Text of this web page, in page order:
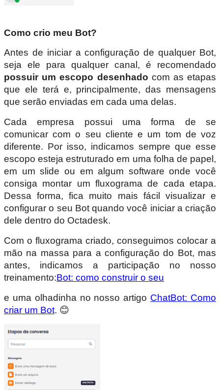
Como crio meu Bot?
Antes de iniciar a configuração de qualquer Bot,
seja ele para qualquer canal, é recomendado
possuir um escopo desenhado com as etapas
que ele terá e, principalmente, das mensagens
que serão enviadas em cada uma delas.
Cada empresa possui uma forma de se
comunicar com o seu cliente e um tom de voz
diferente. Por isso, indicamos sempre que esse
escopo esteja estruturado em uma folha de papel,
em um slide ou em algum software onde você
consiga montar um fluxograma de cada etapa.
Dessa forma, fica muito mais fácil visualizar e
configurar o seu Bot quando você iniciar a criação
dele dentro do Octadesk.
Com o fluxograma criado, conseguimos colocar a
mão na massa para a configuração do Bot, mas
antes, indicamos a participação no nosso
treinamento:Bot: como construir o seu
e uma olhadinha no nosso artigo ChatBot: Como
criar um Bot. 😊